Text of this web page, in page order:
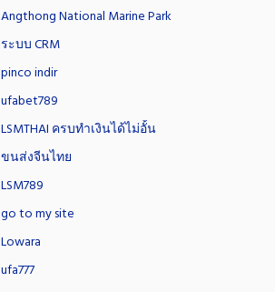
Angthong National Marine Park
ระบบ CRM
pinco indir
ufabet789
LSMTHAI ครบทำเงินได้ไม่อั้น
ขนส่งจีนไทย
LSM789
go to my site
Lowara
ufa777